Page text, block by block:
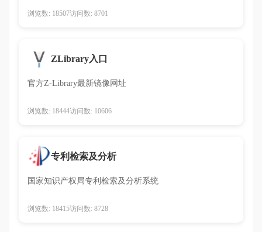
浏览数: 18507访问数: 8701
ZLibrary入口
官方Z-Library最新镜像网址
浏览数: 18444访问数: 10606
专利检索及分析
国家知识产权局专利检索及分析系统
浏览数: 18415访问数: 8728